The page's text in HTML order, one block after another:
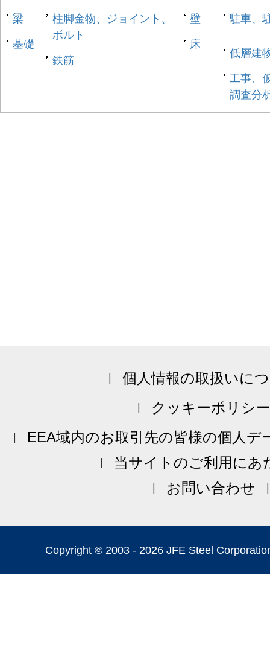
梁
基礎
柱脚金物、ジョイント、
ボルト
鉄筋
壁
床
駐車、
低層建
工事、
調査分
個人情報の取扱いに
クッキーポリシー
EEA域内のお取引先の皆様の個人デ
当サイトのご利用にあ
お問い合わせ
Copyright © 2003 - 2026 JFE Steel